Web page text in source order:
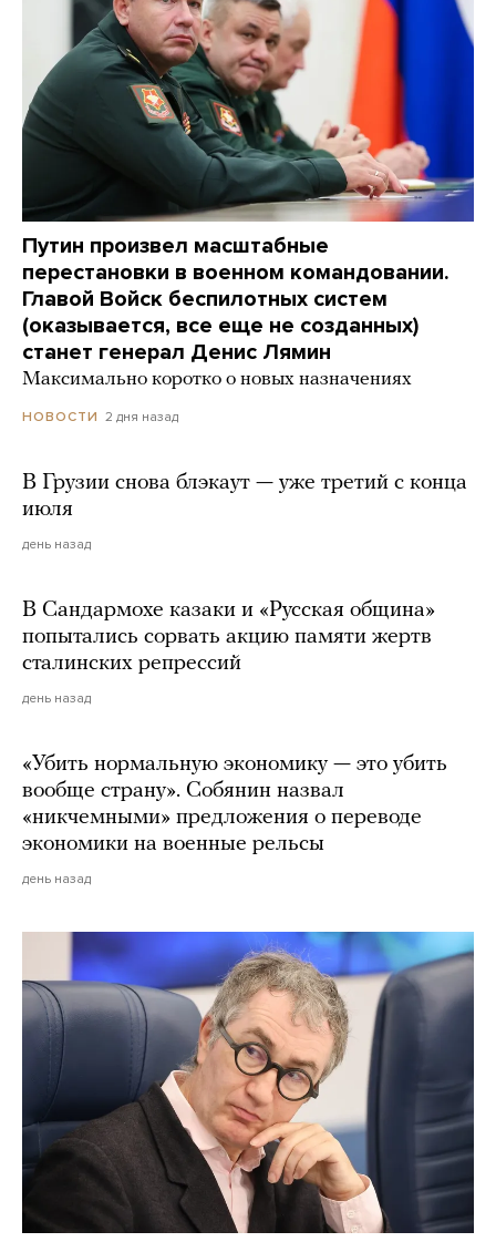
Путин произвел масштабные
перестановки в военном командовании.
Главой Войск беспилотных систем
(оказывается, все еще не созданных)
станет генерал Денис Лямин
Максимально коротко о новых назначениях
НОВОСТИ 2 дня назад
В Грузии снова блэкаут — уже третий с конца
июля
день назад
В Сандармохе казаки и «Русская община»
попытались сорвать акцию памяти жертв
сталинских репрессий
день назад
«Убить нормальную экономику — это убить
вообще страну». Собянин назвал
«никчемными» предложения о переводе
экономики на военные рельсы
день назад